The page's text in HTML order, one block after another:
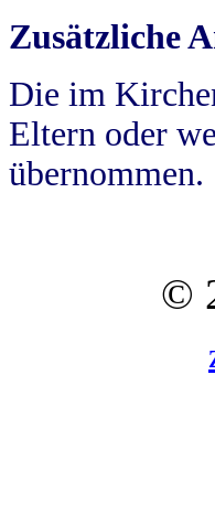
Zusätzliche
Die im
Eltern oder
übernommen.
©